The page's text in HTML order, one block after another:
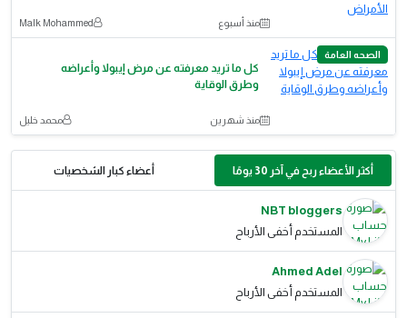
منذ أسبوع Malk Mohammed
الصحه العامة
كل ما تريد معرفته عن مرض إيبولا وأعراضه
وطرق الوقاية
منذ شهرين محمد خليل
أكثر الأعضاء ربح في آخر 30 يومًا أعضاء كبار الشخصيات
NBT bloggers
المستخدم أخفى الأرباح
Ahmed Adel
المستخدم أخفى الأرباح